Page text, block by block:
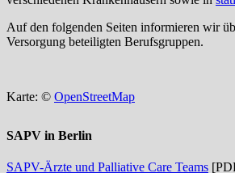
Auf den folgenden Seiten informieren wir
Versorgung beteiligten Berufsgruppen.
Karte: © OpenStreetMap
SAPV in Berlin
SAPV-Ärzte und Palliative Care Teams